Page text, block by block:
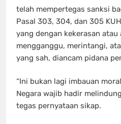
telah mempertegas sanksi
Pasal 303, 304, dan 305
yang dengan kekerasan atau
mengganggu, merintangi,
yang sah, diancam pidana
“Ini bukan lagi imbauan
Negara wajib hadir
tegas pernyataan sikap.